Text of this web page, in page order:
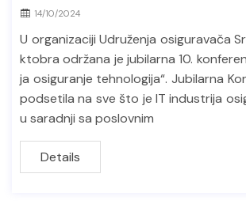
14/10/2024
U organizaciji Udruženja osiguravača
ktobra održana je jubilarna 10.
ja osiguranje tehnologija“. Jubilarna
podsetila na sve što je IT industrija
u saradnji sa poslovnim
Details